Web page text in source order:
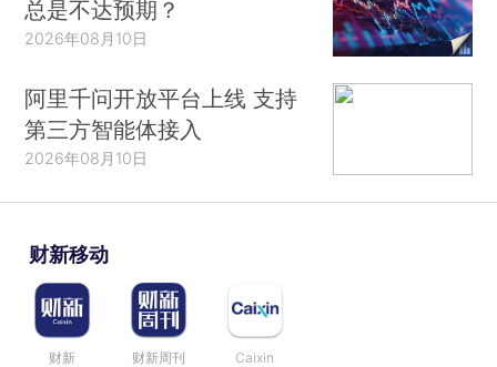
总是不达预期？
2026年08月10日
阿里千问开放平台上线 支持
第三方智能体接入
2026年08月10日
财新移动
财新 财新周刊 Caixin